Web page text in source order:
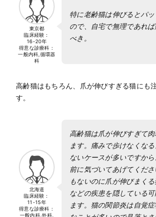
東京都
臨床経験：
16-20年
得意な診療科：
一般内科,循環器
科
特に老齢猫は伸びるとパ
ので、自宅で無理であれ
べき。
高齢猫はもちろん、爪が伸びすぎる猫にも
す。
北海道
臨床経験：
11-15年
得意な診療科：
一般内科,外科,
高齢猫は爪が伸びすぎて
ます。痛みで歩けなくな
ないケースが多いですか
前に気づいてあげてくだ
もないのに爪が伸びまく
などの疾患を隠している
ます。猫の関節炎は自覚